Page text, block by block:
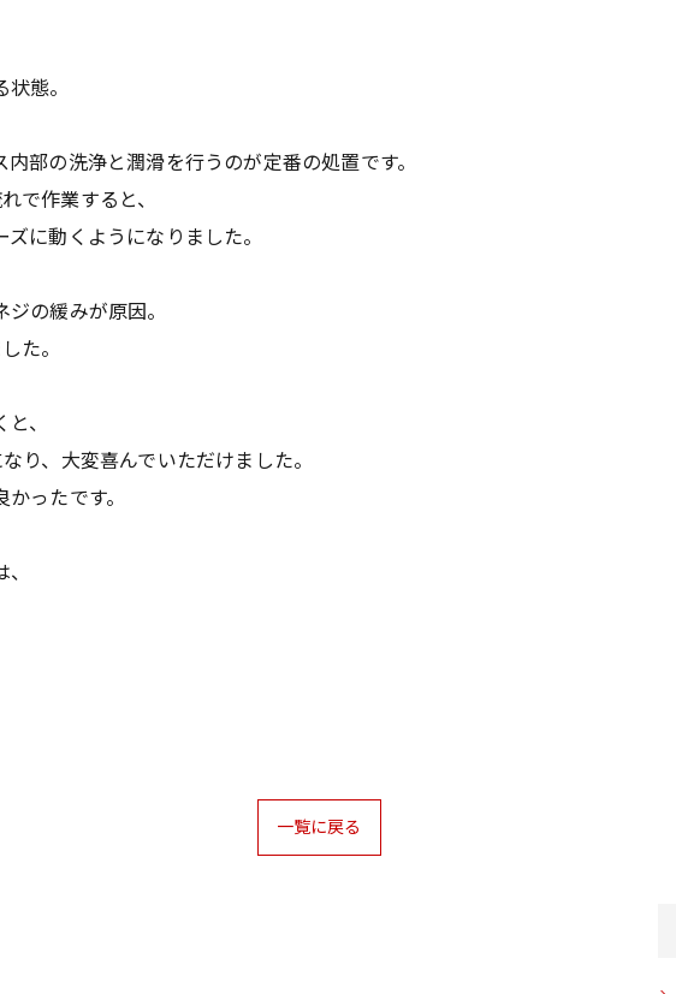
態。
部の洗浄と潤滑を行うのが定番の処置です。
作業すると、
に動くようになりました。
の緩みが原因。
た。
、
り、大変喜んでいただけました。
ったです。
一覧に戻る